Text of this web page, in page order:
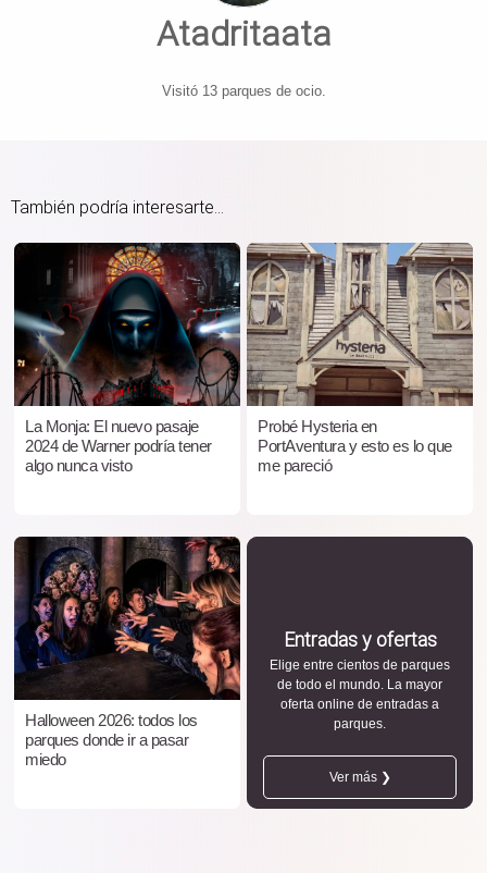
Atadritaata
Visitó 13 parques de ocio.
También podría interesarte...
La Monja: El nuevo pasaje
2024 de Warner podría tener
algo nunca visto
Probé Hysteria en
PortAventura y esto es lo que
me pareció
Halloween 2026: todos los
parques donde ir a pasar
miedo
Entradas y ofertas
Elige entre cientos de parques
de todo el mundo. La mayor
oferta online de entradas a
parques.
Ver más ❯